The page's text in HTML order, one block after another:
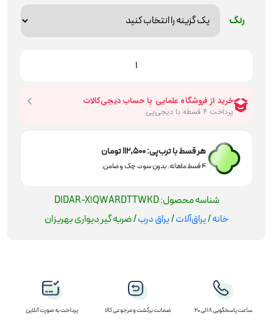
رنگ
بهریزان
عدد
هر قسط با ترب‌پی:112,500تومان
۴ قسط ماهانه. بدون سود، چک و ضامن.
شناسه محصول:DIDAR-X1QWARDTTWKD
خانه/یراق‌آلات/یراق درب/ ضربه گیر دیواری بهریزان
ساعت پاسخگویی 8 الی 20 ضمانت برگشت و مرجوعی کالا پرداخت به صورت آنلاین